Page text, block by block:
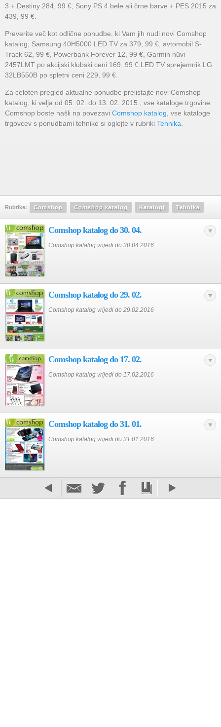
3 + Destiny 284, 99 €, Sony PS 4 bele ali črne barve + PES 2015 za
439, 99 €.
Preverite več kot odlične ponudbe, ki Vam jih nudi novi Comshop
katalog; Samsung 40H5000 LED TV za 379, 99 €, avtomobil S-
Track 62, 99 €, Powerbank Forever 12, 99 €, Garmin nüvi
2457LMT po akcijski klubski ceni 169, 99 €.LED TV sprejemnik LG
32LB550B po spletni ceni 229, 99 €.
Za celoten pregled aktualne ponudbe prelistajte novi Comshop
katalog, ki velja od 05. 02. do 13. 02. 2015., vse kataloge trgovine
Comshop boste našli na povezavi Comshop katalog , vse kataloge
trgovcev s ponudbami tehnike si oglejte v rubriki Tehnika
Rubrike: Comshop Comshop katalog Katalogi Tehnika
Comshop katalog do 30. 04.
Comshop katalog vrijedi do 30.04.2016
Comshop katalog do 29. 02.
Comshop katalog vrijedi do 29.02.2016
Comshop katalog do 17. 02.
Comshop katalog vrijedi do 17.02.2016
Comshop katalog do 31. 01.
Comshop katalog vrijedi do 31.01.2016